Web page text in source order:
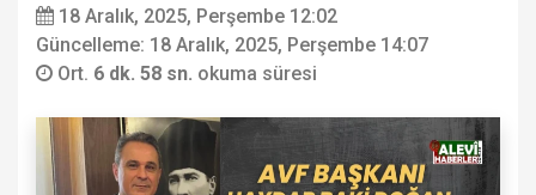
18 Aralık, 2025, Perşembe 12:02
Güncelleme: 18 Aralık, 2025, Perşembe 14:07
Ort. 6 dk. 58 sn. okuma süresi